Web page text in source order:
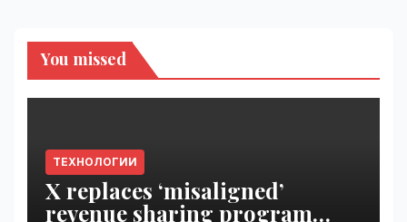
You missed
ТЕХНОЛОГИИ
X replaces ‘misaligned’
revenue sharing program